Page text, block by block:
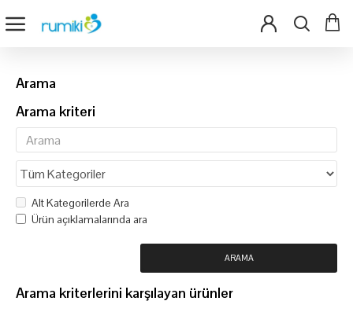
Arama
Arama kriteri
Alt Kategorilerde Ara
Ürün açıklamalarında ara
ARAMA
Arama kriterlerini karşılayan ürünler